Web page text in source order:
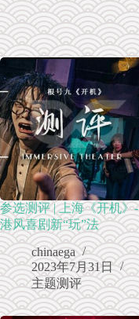
参选测评 | 上海《开机》-
港风喜剧新“玩”法
chinaega
2023年7月31日
主题测评